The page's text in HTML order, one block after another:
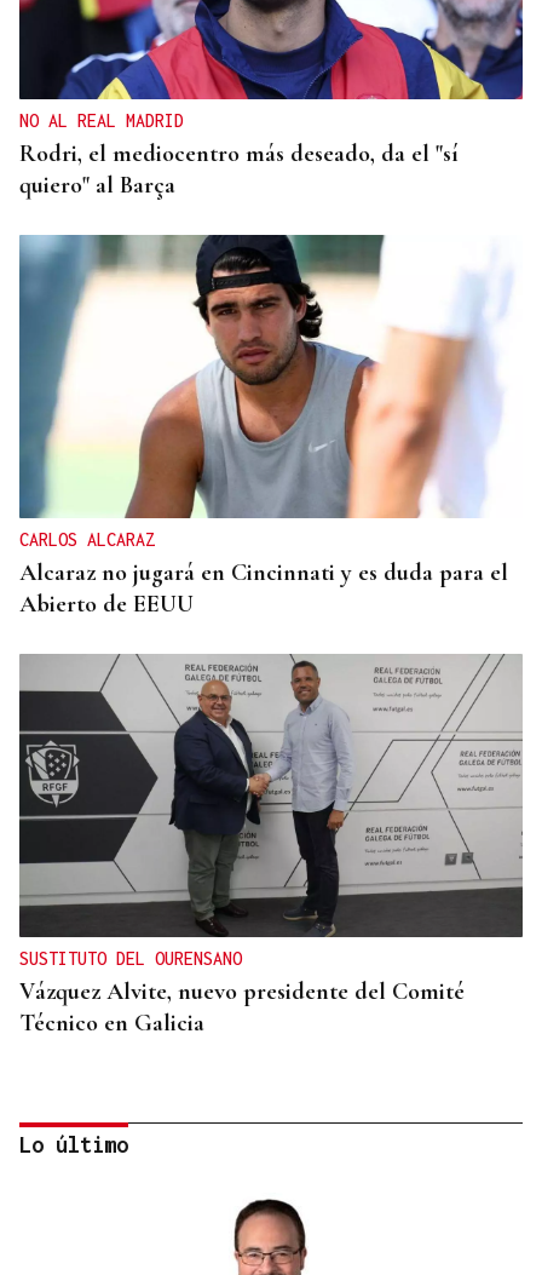
NO AL REAL MADRID
Rodri, el mediocentro más deseado, da el "sí
quiero" al Barça
CARLOS ALCARAZ
Alcaraz no jugará en Cincinnati y es duda para el
Abierto de EEUU
SUSTITUTO DEL OURENSANO
Vázquez Alvite, nuevo presidente del Comité
Técnico en Galicia
Lo último